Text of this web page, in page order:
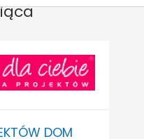
DOM